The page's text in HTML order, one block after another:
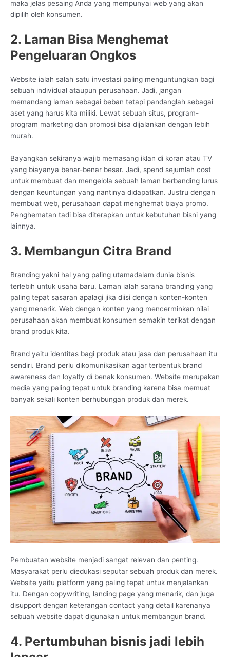
maka jelas pesaing Anda yang mempunyai web yang akan
dipilih oleh konsumen.
2. Laman Bisa Menghemat
Pengeluaran Ongkos
Website ialah salah satu investasi paling menguntungkan bagi
sebuah individual ataupun perusahaan. Jadi, jangan
memandang laman sebagai beban tetapi pandanglah sebagai
aset yang harus kita miliki. Lewat sebuah situs, program-
program marketing dan promosi bisa dijalankan dengan lebih
murah.
Bayangkan sekiranya wajib memasang iklan di koran atau TV
yang biayanya benar-benar besar. Jadi, spend sejumlah cost
untuk membuat dan mengelola sebuah laman berbanding lurus
dengan keuntungan yang nantinya didapatkan. Justru dengan
membuat web, perusahaan dapat menghemat biaya promo.
Penghematan tadi bisa diterapkan untuk kebutuhan bisni yang
lainnya.
3. Membangun Citra Brand
Branding yakni hal yang paling utamadalam dunia bisnis
terlebih untuk usaha baru. Laman ialah sarana branding yang
paling tepat sasaran apalagi jika diisi dengan konten-konten
yang menarik. Web dengan konten yang mencerminkan nilai
perusahaan akan membuat konsumen semakin terikat dengan
brand produk kita.
Brand yaitu identitas bagi produk atau jasa dan perusahaan itu
sendiri. Brand perlu dikomunikasikan agar terbentuk brand
awareness dan loyalty di benak konsumen. Website merupakan
media yang paling tepat untuk branding karena bisa memuat
banyak sekali konten berhubungan produk dan merek.
Pembuatan website menjadi sangat relevan dan penting.
Masyarakat perlu diedukasi seputar sebuah produk dan merek.
Website yaitu platform yang paling tepat untuk menjalankan
itu. Dengan copywriting, landing page yang menarik, dan juga
disupport dengan keterangan contact yang detail karenanya
sebuah website dapat digunakan untuk membangun brand.
4. Pertumbuhan bisnis jadi lebih